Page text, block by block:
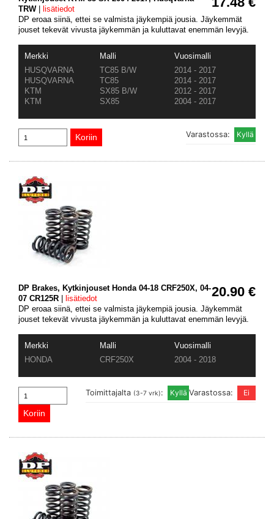
TRW|
lisätiedot
DP eroaa siinä, ettei se valmista jäykempiä jousia. Jäykemmät
jouset tekevät vivusta jäykemmän ja kuluttavat enemmän levyjä.
Merkki Malli
Vuosimalli
HUSQVARNA
TC85 B/W
2014 - 2017
HUSQVARNA
TC85
2014 - 2017
KTM
SX85 B/W
2012 - 2017
KTM
SX85 2004 - 2017
Varastossa:
20.90 €
DP Brakes, Kytkinjouset Honda 04-18 CRF250X, 04-
07 CR125R
lisätiedot
DP eroaa siinä, ettei se valmista jäykempiä jousia. Jäykemmät
jouset tekevät vivusta jäykemmän ja kuluttavat enemmän levyjä.
Merkki Malli
Vuosimalli
HONDA
CRF250X 2004 - 2018
Varastossa:
Toimittajalta (3-7 vrk):